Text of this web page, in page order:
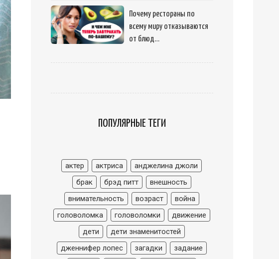
Почему рестораны по
всему миру отказываются
от блюд…
ПОПУЛЯРНЫЕ ТЕГИ
актер актриса
анджелина джоли
брак
брэд питт
внешность
внимательность
возраст
война
головоломка
головоломки
движение
дети
дети знаменитостей
дженнифер лопес
загадки
задание